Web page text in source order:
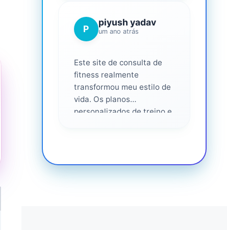
P
piyush yadav
um ano atrás
Este site de consulta de
fitness realmente
transformou meu estilo de
vida. Os planos
personalizados de treino e